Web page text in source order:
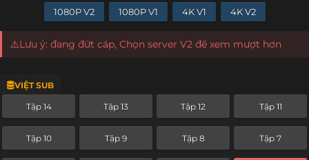
1080P V2 1080P V1 4K V1 4K V2
⚠️Lưu ý: đang đứt cáp, Chọn server V2 để xem mượt hơn
VIỆT SUB
Tập 14 Tập 13 Tập 12 Tập 11
Tập 10 Tập 9 Tập 8 Tập 7